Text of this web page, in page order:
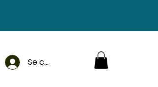
Se connecter